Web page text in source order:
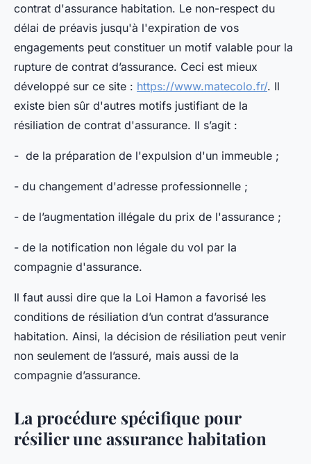
contrat d'assurance habitation. Le non-respect du
délai de préavis jusqu'à l'expiration de vos
engagements peut constituer un motif valable pour la
rupture de contrat d’assurance. Ceci est mieux
développé sur ce site : https://www.matecolo.fr/. Il
existe bien sûr d'autres motifs justifiant de la
résiliation de contrat d'assurance. Il s’agit :
- de la préparation de l'expulsion d'un immeuble ;
- du changement d'adresse professionnelle ;
- de l’augmentation illégale du prix de l'assurance ;
- de la notification non légale du vol par la
compagnie d'assurance.
Il faut aussi dire que la Loi Hamon a favorisé les
conditions de résiliation d’un contrat d’assurance
habitation. Ainsi, la décision de résiliation peut venir
non seulement de l’assuré, mais aussi de la
compagnie d’assurance.
La procédure spécifique pour
résilier une assurance habitation